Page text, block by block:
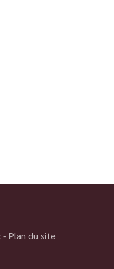
- Plan du site